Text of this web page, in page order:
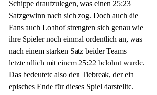
Schippe draufzulegen, was einen 25:23
Satzgewinn nach sich zog. Doch auch die
Fans auch Lohhof strengten sich genau wie
ihre Spieler noch einmal ordentlich an, was
nach einem starken Satz beider Teams
letztendlich mit einem 25:22 belohnt wurde.
Das bedeutete also den Tiebreak, der ein
episches Ende für dieses Spiel darstellte.